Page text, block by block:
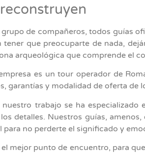
de compañeros, todos guías
tener que preocuparte de nada,
arqueológica que comprende el
es un tour operador de
garantías y modalidad de oferta de
nuestro trabajo se ha
detalles. Nuestros guías,
para no perderte el significado y
mejor punto de encuentro, para